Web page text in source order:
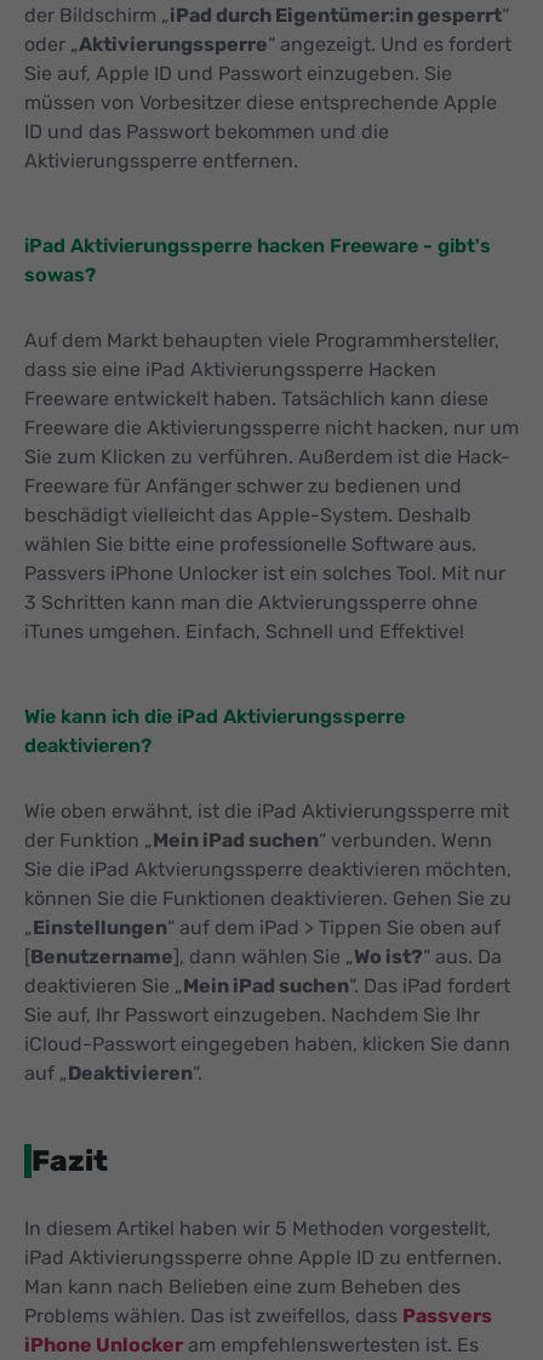
der Bildschirm „iPad durch Eigentümer:in gesperrt“
oder „Aktivierungssperre“ angezeigt. Und es fordert
Sie auf, Apple ID und Passwort einzugeben. Sie
müssen von Vorbesitzer diese entsprechende Apple
ID und das Passwort bekommen und die
Aktivierungssperre entfernen.
iPad Aktivierungssperre hacken Freeware - gibt's
sowas?
Auf dem Markt behaupten viele Programmhersteller,
dass sie eine iPad Aktivierungssperre Hacken
Freeware entwickelt haben. Tatsächlich kann diese
Freeware die Aktivierungssperre nicht hacken, nur um
Sie zum Klicken zu verführen. Außerdem ist die Hack-
Freeware für Anfänger schwer zu bedienen und
beschädigt vielleicht das Apple-System. Deshalb
wählen Sie bitte eine professionelle Software aus.
Passvers iPhone Unlocker ist ein solches Tool. Mit nur
3 Schritten kann man die Aktvierungssperre ohne
iTunes umgehen. Einfach, Schnell und Effektive!
Wie kann ich die iPad Aktivierungssperre
deaktivieren?
Wie oben erwähnt, ist die iPad Aktivierungssperre mit
der Funktion „Mein iPad suchen“ verbunden. Wenn
Sie die iPad Aktvierungssperre deaktivieren möchten,
können Sie die Funktionen deaktivieren. Gehen Sie zu
„Einstellungen“ auf dem iPad > Tippen Sie oben auf
[Benutzername], dann wählen Sie „Wo ist?“ aus. Da
deaktivieren Sie „Mein iPad suchen“. Das iPad fordert
Sie auf, Ihr Passwort einzugeben. Nachdem Sie Ihr
iCloud-Passwort eingegeben haben, klicken Sie dann
auf „Deaktivieren“.
Fazit
In diesem Artikel haben wir 5 Methoden vorgestellt,
iPad Aktivierungssperre ohne Apple ID zu entfernen.
Man kann nach Belieben eine zum Beheben des
Problems wählen. Das ist zweifellos, dass Passvers
iPhone Unlocker am empfehlenswertesten ist. Es